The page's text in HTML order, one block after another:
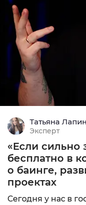
Татьяна
Эксперт
«Если сильно
бесплатно в
о баинге,
проектах
Сегодня у нас в